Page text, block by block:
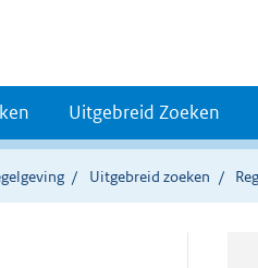
Uitgebreid Zoeken
Uitgebreid zoeken